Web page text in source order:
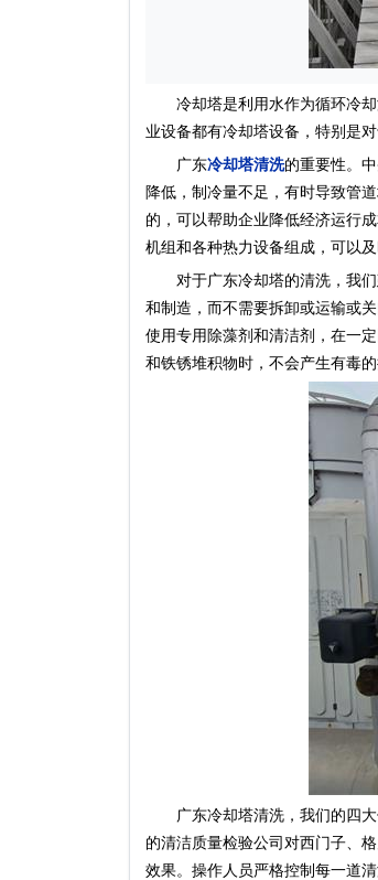
冷却塔是利用水作为循环冷却
业设备都有冷却塔设备，特别是
广东冷却塔清洗的重要性。
降低，制冷量不足，有时导致管
的，可以帮助企业降低经济运行
机组和各种热力设备组成，可以
对于广东冷却塔的清洗，我们
和制造，而不需要拆卸或运输或
使用专用除藻剂和清洁剂，在一
和铁锈堆积物时，不会产生有毒
广东冷却塔清洗，我们的四大
的清洁质量检验公司对西门子、
效果。操作人员严格控制每一道